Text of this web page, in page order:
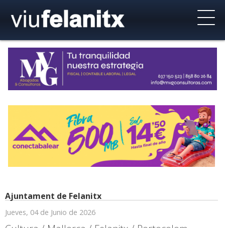
Ajuntament de Felanitx
Jueves, 04 de Junio de 2026